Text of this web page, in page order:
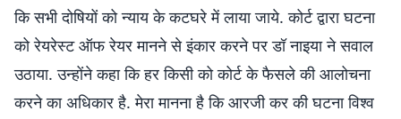
कि सभी दोषियों को न्याय के कटघरे में लाया जाये. कोर्ट द्वारा घटना
को रेयरेस्ट ऑफ रेयर मानने से इंकार करने पर डॉ नाइया ने सवाल
उठाया. उन्होंने कहा कि हर किसी को कोर्ट के फैसले की आलोचना
करने का अधिकार है. मेरा मानना है कि आरजी कर की घटना विश्व